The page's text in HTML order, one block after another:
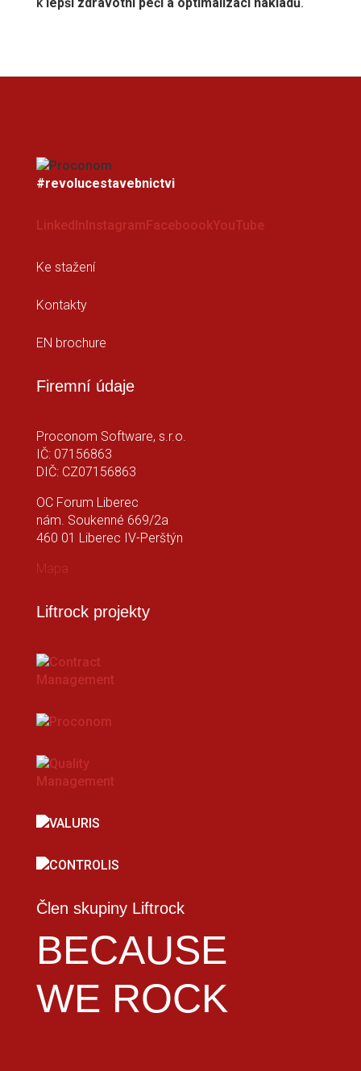
#revolucestavebnictvi
LinkedInInstagramFaceboookYouTube
Ke stažení
Kontakty
EN brochure
Firemní údaje
Proconom Software, s.r.o.
IČ: 07156863
DIČ: CZ07156863
OC Forum Liberec
nám. Soukenné 669/2a
460 01 Liberec IV-Perštýn
Mapa
Liftrock projekty
Člen skupiny Liftrock
BECAUSE
WE ROCK